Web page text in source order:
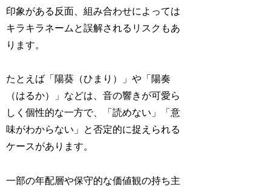
印象がある反面、組み合わせによっては
キラキラネームと誤解されるリスクもあ
ります。
たとえば「陽葵（ひまり）」や「陽奏
（はるか）」などは、音の響きが可愛ら
しく個性的な一方で、「読めない」「意
味がわからない」と否定的に捉えられる
ケースがあります。
一部の年配層や保守的な価値観の持ち主